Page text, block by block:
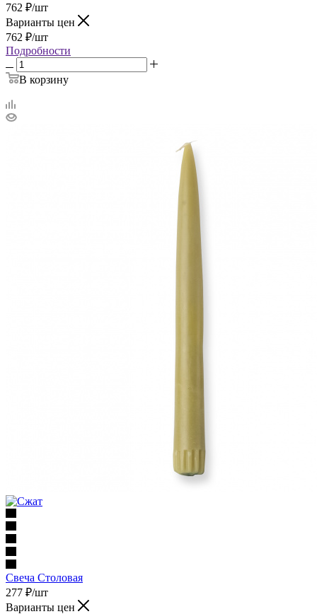
762 ₽/шт
Варианты цен
762 ₽/шт
Подробности
В корзину
Свеча Столовая
277 ₽/шт
Варианты цен